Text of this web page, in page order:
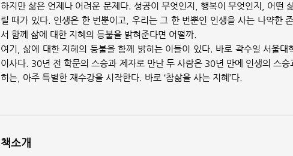
하지만 삶은 언제나 어려운 문제다. 성공이 무엇인지, 행복이 무엇인지, 어떤
릴 때가 있다. 인생은 한 번뿐이고, 우리는 그 한 번뿐인 인생을 사는 나약한
서 함께 삶에 대한 지혜의 등불을 밝혀준다면 어떨까.
여기, 삶에 대한 지혜의 등불을 함께 밝히는 이들이 있다. 바로 곽수일 서울대
이사다. 30년 전 학문의 스승과 제자로 만난 두 사람은 30년 만에 인생의 스
히는, 아주 특별한 재수강을 시작한다. 바로 ‘참삶을 사는 지혜’다.
책소개